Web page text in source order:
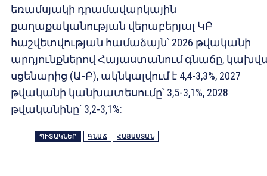
եռամսյակի դրամավարկային
քաղաքականության վերաբերյալ ԿԲ
հաշվետվության համաձայն՝ 2026 թվականի
արդյունքներով Հայաստանում գնաճը,
սցենարից (Ա-Բ), ակնկալվում է 4,4-3,3%, 2027
թվականի կանխատեսումը՝ 3,5-3,1%, 2028
թվականինը՝ 3,2-3,1%:
ՊԻՏԱԿՆԵՐ ԳՆԱՃ ՀԱՅԱՍՏԱՆ